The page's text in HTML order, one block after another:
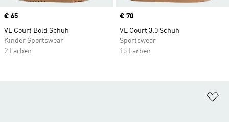
Price
€ 65
VL Court Bold Schuh
Kinder Sportswear
2 Farben
Price
€ 70
VL Court 3.0 Schuh
Sportswear
15 Farben